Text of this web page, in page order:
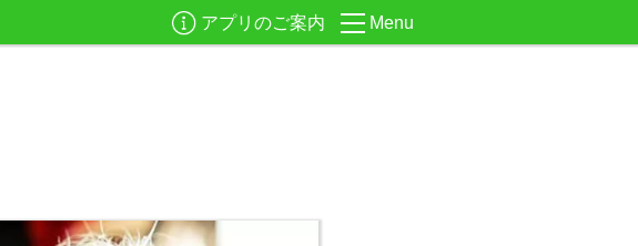
アプリのご案内 Menu